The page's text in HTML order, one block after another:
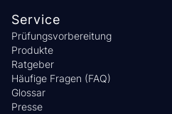
Service
Prüfungsvorbereitung
Produkte
Ratgeber
Häufige Fragen (FAQ)
Glossar
Presse